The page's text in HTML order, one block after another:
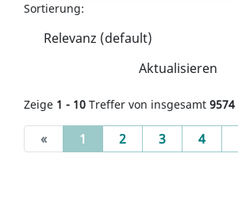
Sortierung:
Aktualisieren
Zeige 1 - 10 Treffer von insgesamt 9574
« 1 (current)
2 3 4